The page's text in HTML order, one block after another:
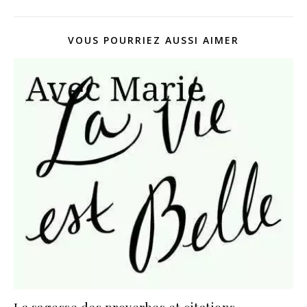
VOUS POURRIEZ AUSSI AIMER